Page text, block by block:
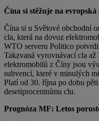
Čína si stěžuje na
Čína si u Světové obchodní
cla, která na dovoz
WTO serveru Politico
Takzvaná vyrovnávací cla
elektromobilů z Číny jsou
subvencí, které v minulých
Platí od 30. října po dobu
desetiprocentnímu clu.
Prognóza MF: Letos